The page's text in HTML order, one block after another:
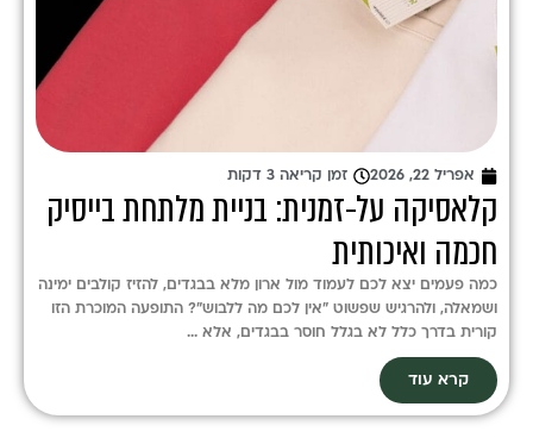
אפריל 22, 2026 זמן קריאה 3 דקות
קלאסיקה על-זמנית: בניית מלתחת בייסיק
חכמה ואיכותית
כמה פעמים יצא לכם לעמוד מול ארון מלא בבגדים, להזיז קולבים ימינה
ושמאלה, ולהרגיש שפשוט "אין לכם מה ללבוש"? התופעה המוכרת הזו
קורית בדרך כלל לא בגלל חוסר בבגדים, אלא ...
קרא עוד